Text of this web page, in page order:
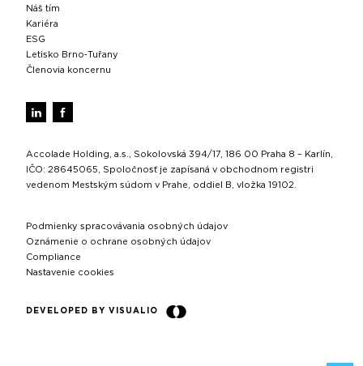
Náš tím
Kariéra
ESG
Letisko Brno‑Tuřany
Členovia koncernu
Accolade Holding, a.s., Sokolovská 394/17, 186 00 Praha 8 – Karlín,
IČO: 28645065, Spoločnosť je zapísaná v obchodnom registri
vedenom Mestským súdom v Prahe, oddiel B, vložka 19102.
Podmienky spracovávania osobných údajov
Oznámenie o ochrane osobných údajov
Compliance
Nastavenie cookies
DEVELOPED BY VISUALIO